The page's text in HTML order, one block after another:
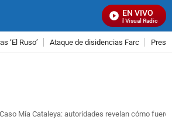
EN VIVO
Señal Visual Radio
‘El Ruso’ Ataque de disidencias Farc
Caso Mía Cataleya: autoridades revelan cómo